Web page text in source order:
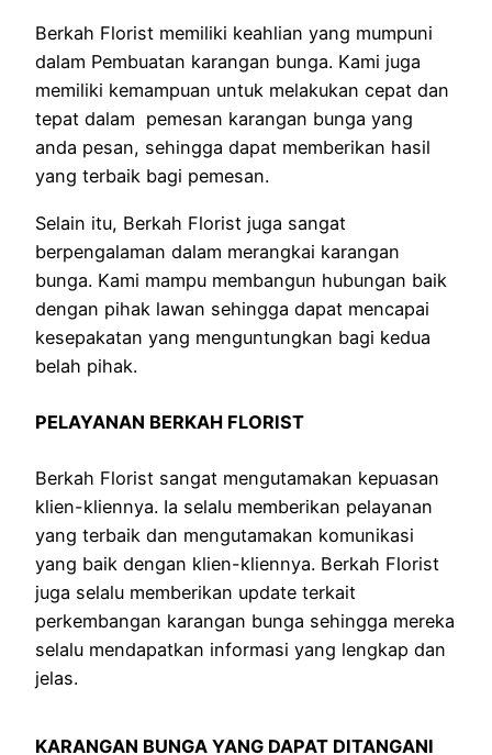
Berkah Florist memiliki keahlian yang mumpuni
dalam Pembuatan karangan bunga. Kami juga
memiliki kemampuan untuk melakukan cepat dan
tepat dalam pemesan karangan bunga yang
anda pesan, sehingga dapat memberikan hasil
yang terbaik bagi pemesan.
Selain itu, Berkah Florist juga sangat
berpengalaman dalam merangkai karangan
bunga. Kami mampu membangun hubungan baik
dengan pihak lawan sehingga dapat mencapai
kesepakatan yang menguntungkan bagi kedua
belah pihak.
PELAYANAN BERKAH FLORIST
Berkah Florist sangat mengutamakan kepuasan
klien-kliennya. Ia selalu memberikan pelayanan
yang terbaik dan mengutamakan komunikasi
yang baik dengan klien-kliennya. Berkah Florist
juga selalu memberikan update terkait
perkembangan karangan bunga sehingga mereka
selalu mendapatkan informasi yang lengkap dan
jelas.
KARANGAN BUNGA YANG DAPAT DITANGANI